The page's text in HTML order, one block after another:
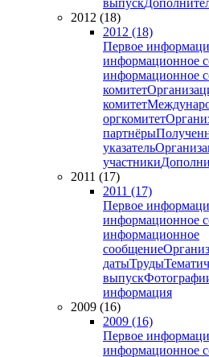
выпуск
2012 (18)
2012 (18)
Первое
информационное
информационное
комитет
комитет
оргкомитет
партнёры
указатель
участники
2011 (17)
2011 (17)
Первое
информационное
информационное
сообщение
датыТруды
выпуск
информация
2009 (16)
2009 (16)
Первое
информационное